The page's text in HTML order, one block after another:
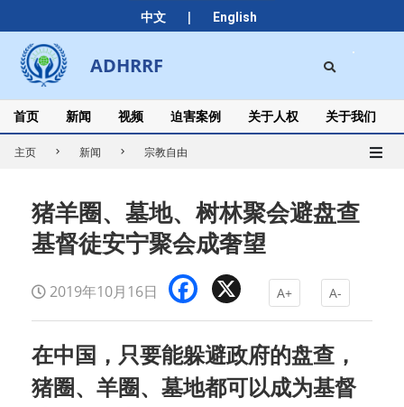
中文 | English
to
content
ADHRRF
Secondary
Navigation
Menu
首页 新闻 视频 迫害案例 关于人权 关于我们
主页 新闻 宗教自由
猪羊圈、墓地、树林聚会避盘查
基督徒安宁聚会成奢望
2019年10月16日 Facebook A+ A-
在中国，只要能躲避政府的盘查，
猪圈、羊圈、墓地都可以成为基督